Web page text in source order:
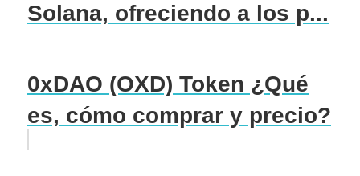
Solana, ofreciendo a los p...
0xDAO (OXD) Token ¿Qué
es, cómo comprar y precio?